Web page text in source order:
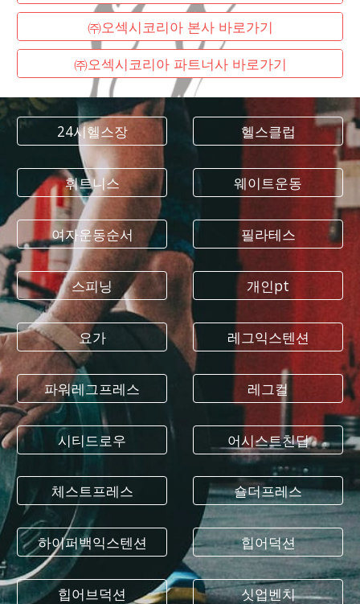
㈜오섹시코리아 본사 바로가기
㈜오섹시코리아 파트너사 바로가기
24시헬스장
휘트니스
여자운동순서
스피닝
요가
파워레그프레스
시티드로우
체스트프레스
하이퍼백익스텐션
힙어브덕션
헬스클럽
웨이트운동
필라테스
개인pt
레그익스텐션
레그컬
어시스트친딥
숄더프레스
힙어덕션
싯업벤치